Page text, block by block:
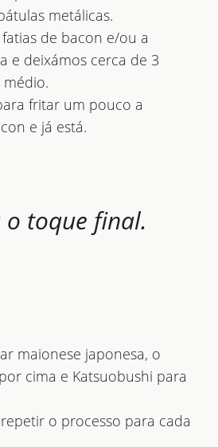
metálicas.
de bacon e/ou a
e deixámos cerca de 3
fritar um pouco a
e já está.
o toque final.
maionese japonesa, o
cima e Katsuobushi para
o processo para cada